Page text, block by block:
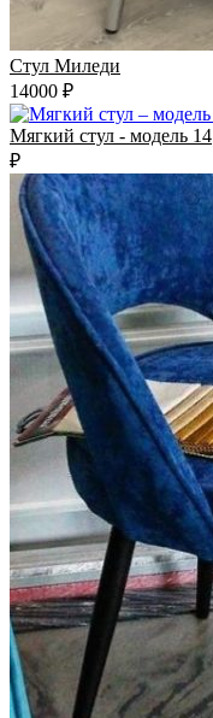
Стул Миледи
14000 ₽
Мягкий стул - модель 14
₽